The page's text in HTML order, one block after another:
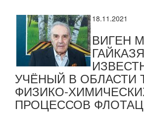
18.11.2021
ВИГЕН
УЧЁНЫЙ В ОБЛАСТИ
ФИЗИКО-
ПРОЦЕССОВ